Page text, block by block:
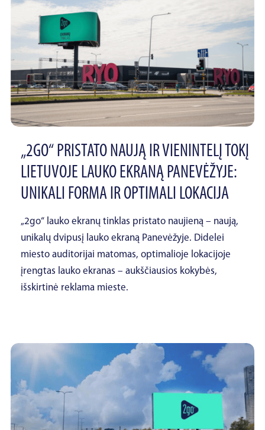
„2GO“ PRISTATO NAUJĄ IR VIENINTELĮ TOKĮ
LIETUVOJE LAUKO EKRANĄ PANEVĖŽYJE:
UNIKALI FORMA IR OPTIMALI LOKACIJA
„2go“ lauko ekranų tinklas pristato naujieną – naują,
unikalų dvipusį lauko ekraną Panevėžyje. Didelei
miesto auditorijai matomas, optimalioje lokacijoje
įrengtas lauko ekranas – aukščiausios kokybės,
išskirtinė reklama mieste.